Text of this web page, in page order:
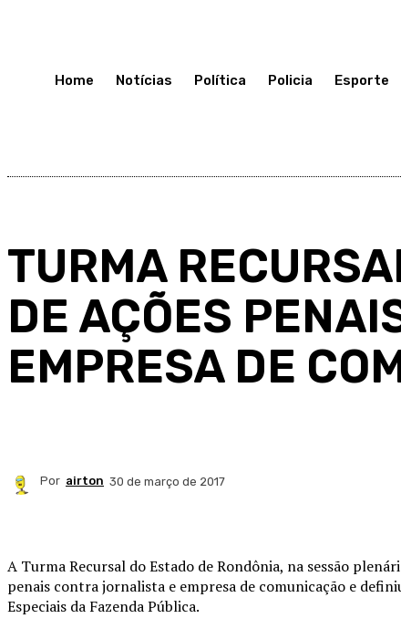
Home Notícias Política Policia Esporte
TURMA
DE AÇÕES
EMPRESA DE
Por airton 30 de março de 2017
A Turma Recursal do Estado de Rondônia, na sessão
penais contra jornalista e empresa de comunicação e
Especiais da Fazenda Pública.